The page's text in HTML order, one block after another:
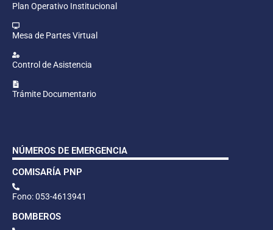
Plan Operativo Institucional
Mesa de Partes Virtual
Control de Asistencia
Trámite Documentario
NÚMEROS DE EMERGENCIA
COMISARÍA PNP
Fono: 053-4613941
BOMBEROS